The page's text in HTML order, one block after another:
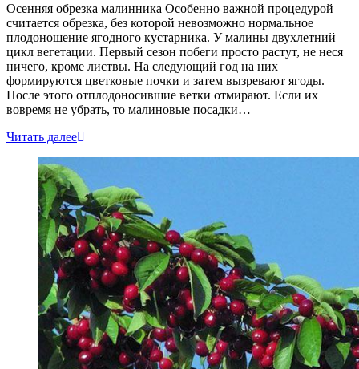
Осенняя обрезка малинника Особенно важной процедурой
считается обрезка, без которой невозможно нормальное
плодоношение ягодного кустарника. У малины двухлетний
цикл вегетации. Первый сезон побеги просто растут, не неся
ничего, кроме листвы. На следующий год на них
формируются цветковые почки и затем вызревают ягоды.
После этого отплодоносившие ветки отмирают. Если их
вовремя не убрать, то малиновые посадки…
Читать далее